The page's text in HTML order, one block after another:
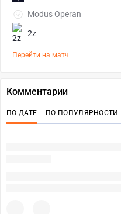
Modus Operan
2z
Перейти на матч
Комментарии
ПО ДАТЕ ПО ПОПУЛЯРНОСТИ